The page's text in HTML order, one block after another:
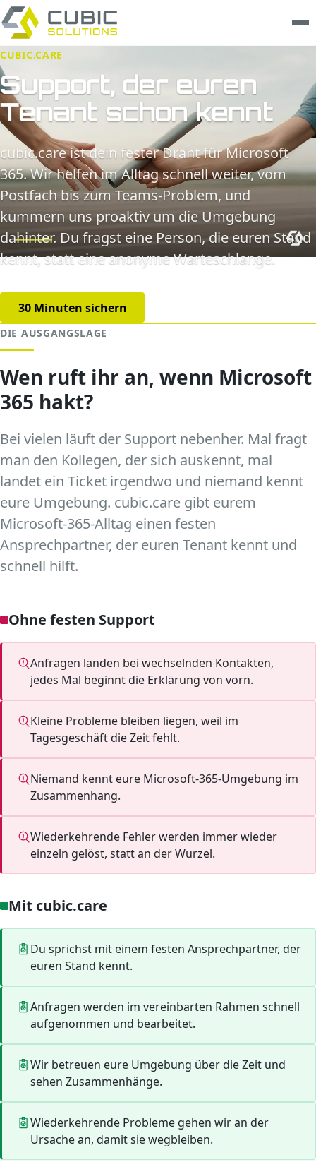
Leistungen
clarios
Wissen
Unternehmen
Trust Center
Kontakt
CUBIC.CARE
Support, der euren
Tenant schon kennt
cubic.care ist dein fester Draht für Microsoft
365. Wir helfen im Alltag schnell weiter, vom
Postfach bis zum Teams-Problem, und
kümmern uns proaktiv um die Umgebung
dahinter. Du fragst eine Person, die euren Stand
kennt, statt eine anonyme Warteschlange.
30 Minuten sichern
DIE AUSGANGSLAGE
Wen ruft ihr an, wenn Microsoft
365 hakt?
Bei vielen läuft der Support nebenher. Mal fragt
man den Kollegen, der sich auskennt, mal
landet ein Ticket irgendwo und niemand kennt
eure Umgebung. cubic.care gibt eurem
Microsoft-365-Alltag einen festen
Ansprechpartner, der euren Tenant kennt und
schnell hilft.
Ohne festen Support
Anfragen landen bei wechselnden Kontakten,
jedes Mal beginnt die Erklärung von vorn.
Kleine Probleme bleiben liegen, weil im
Tagesgeschäft die Zeit fehlt.
Niemand kennt eure Microsoft-365-Umgebung im
Zusammenhang.
Wiederkehrende Fehler werden immer wieder
einzeln gelöst, statt an der Wurzel.
Mit cubic.care
Du sprichst mit einem festen Ansprechpartner, der
euren Stand kennt.
Anfragen werden im vereinbarten Rahmen schnell
aufgenommen und bearbeitet.
Wir betreuen eure Umgebung über die Zeit und
sehen Zusammenhänge.
Wiederkehrende Probleme gehen wir an der
Ursache an, damit sie wegbleiben.